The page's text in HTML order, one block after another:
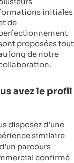
initiales
de
proposées tout
long de notre
avez le profil
disposez d’une
similaire
parcours
confirmé